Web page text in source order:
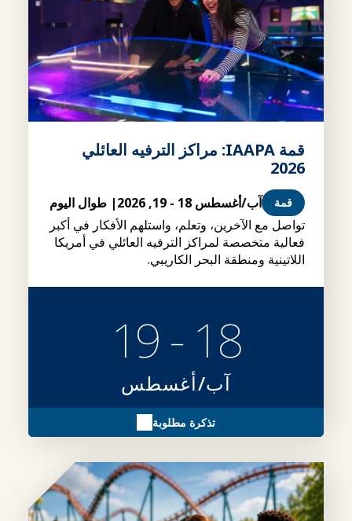
قمة IAAPA: مراكز الترفيه العائلي
2026
قمة آب/أغسطس 18 - 19, 2026
| طوال اليوم
تواصل مع الآخرين، وتعلم، واستلهم الأفكار في أكبر
فعالية متخصصة لمراكز الترفيه العائلي في أمريكا
اللاتينية ومنطقة البحر الكاريبي.
18 - 19
آب/أغسطس
تذكرة مطلوبة